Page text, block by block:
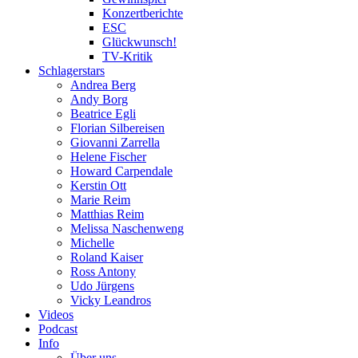
Konzertberichte
ESC
Glückwunsch!
TV-Kritik
Schlagerstars
Andrea Berg
Andy Borg
Beatrice Egli
Florian Silbereisen
Giovanni Zarrella
Helene Fischer
Howard Carpendale
Kerstin Ott
Marie Reim
Matthias Reim
Melissa Naschenweng
Michelle
Roland Kaiser
Ross Antony
Udo Jürgens
Vicky Leandros
Videos
Podcast
Info